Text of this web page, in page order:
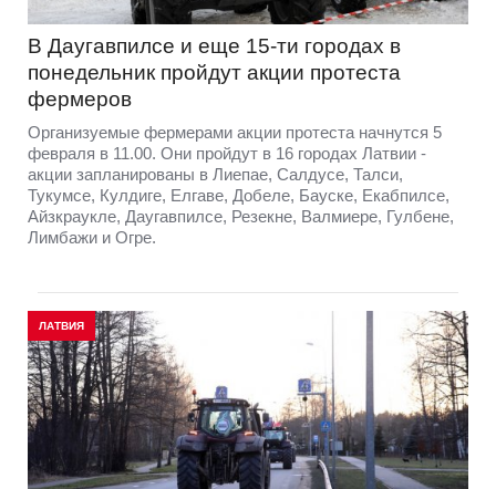
В Даугавпилсе и еще 15-ти городах в
понедельник пройдут акции протеста
фермеров
Организуемые фермерами акции протеста начнутся 5
февраля в 11.00. Они пройдут в 16 городах Латвии -
акции запланированы в Лиепае, Салдусе, Талси,
Тукумсе, Кулдиге, Елгаве, Добеле, Бауске, Екабпилсе,
Айзкраукле, Даугавпилсе, Резекне, Валмиере, Гулбене,
Лимбажи и Огре.
ЛАТВИЯ